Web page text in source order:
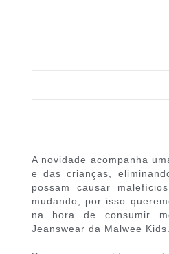
A novidade acompanha
e das crianças,
possam causar
mudando, por isso
na hora de consumir
Jeanswear da Malwee Kids.